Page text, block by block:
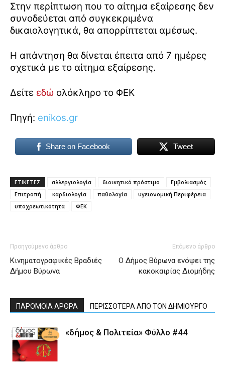
Στην περίπτωση που το αίτημα εξαίρεσης δεν
συνοδεύεται από συγκεκριμένα
δικαιολογητικά, θα απορρίπτεται αμέσως.
Η απάντηση θα δίνεται έπειτα από 7 ημέρες
σχετικά με το αίτημα εξαίρεσης.
Δείτε εδώ ολόκληρο το ΦΕΚ
Πηγή: enikos.gr
Share on Facebook Tweet
ΕΤΙΚΕΤΕΣ αλλεργιολογία διοικητικό πρόστιμο
Εμβολιασμός
Επιτροπή
καρδιολογία παθολογία
υγειονομική Περιφέρεια
υποχρεωτικότητα
ΦΕΚ
Προηγούμενο άρθρο
Κινηματογραφικές Βραδιές
Δήμου Βύρωνα
Επόμενο άρθρο
Ο Δήμος Βύρωνα ενόψει της
κακοκαιρίας Διομήδης
ΠΑΡΟΜΟΙΑ ΑΡΘΡΑ ΠΕΡΙΣΣΟΤΕΡΑ ΑΠΟ ΤΟΝ ΔΗΜΙΟΥΡΓΟ
«δήμος & Πολιτεία» Φύλλο #44